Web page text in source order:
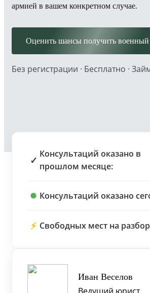
армией в вашем конкретном случае.
Оценить шансы получить
Без регистрации · Бесплатно ·
✓
Консультаций оказано в
прошлом месяце:
Консультаций оказано
⚡ Свободных мест на
Иван Веселов
Ведущий юрист